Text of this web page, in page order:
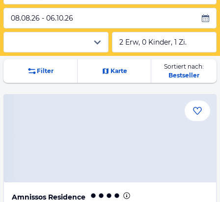
08.08.26 - 06.10.26
2 Erw, 0 Kinder, 1 Zi.
Filter Karte
Sortiert nach:
Bestseller
Amnissos Residence